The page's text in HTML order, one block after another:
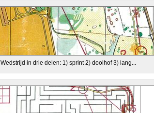
Wedstrijd in drie delen: 1) sprint 2) doolhof 3) lang...